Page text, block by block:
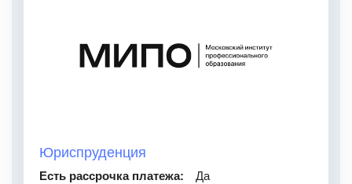
Юриспруденция
Есть рассрочка платежа:
Да